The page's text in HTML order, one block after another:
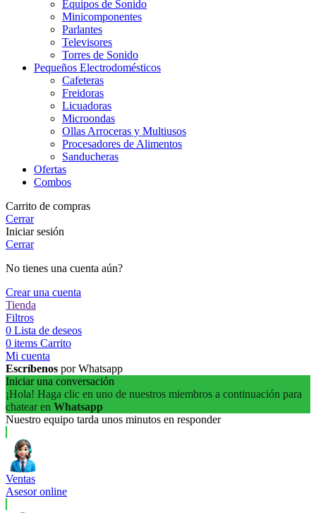
Equipos de Sonido
Minicomponentes
Parlantes
Televisores
Torres de Sonido
Pequeños Electrodomésticos
Cafeteras
Freidoras
Licuadoras
Microondas
Ollas Arroceras y Multiusos
Procesadores de Alimentos
Sanducheras
Ofertas
Combos
Carrito de compras
Cerrar
Iniciar sesión
Cerrar
No tienes una cuenta aún?
Crear una cuenta
Tienda
Filtros
0 Lista de deseos
0 items Carrito
Mi cuenta
Escríbenos por Whatsapp
Iniciar una conversación
¡Hola! Haga clic en uno de nuestros miembros a continuación para
chatear en Whatsapp
Nuestro equipo tarda unos minutos en responder
Ventas
Asesor online